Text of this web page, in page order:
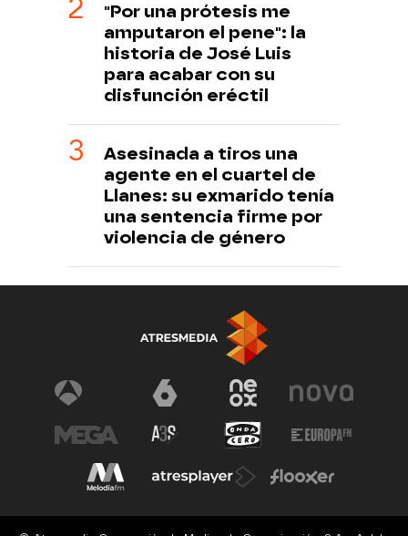
"Por una prótesis me
amputaron el pene": la
historia de José Luis
para acabar con su
disfunción eréctil
Asesinada a tiros una
agente en el cuartel de
Llanes: su exmarido tenía
una sentencia firme por
violencia de género